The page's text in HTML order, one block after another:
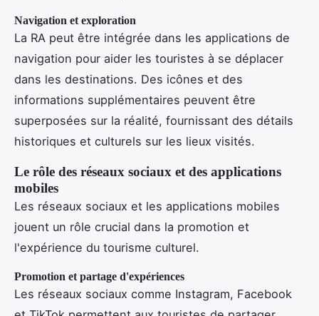
Navigation et exploration
La RA peut être intégrée dans les applications de
navigation pour aider les touristes à se déplacer
dans les destinations. Des icônes et des
informations supplémentaires peuvent être
superposées sur la réalité, fournissant des détails
historiques et culturels sur les lieux visités.
Le rôle des réseaux sociaux et des applications
mobiles
Les réseaux sociaux et les applications mobiles
jouent un rôle crucial dans la promotion et
l'expérience du tourisme culturel.
Promotion et partage d'expériences
Les réseaux sociaux comme Instagram, Facebook